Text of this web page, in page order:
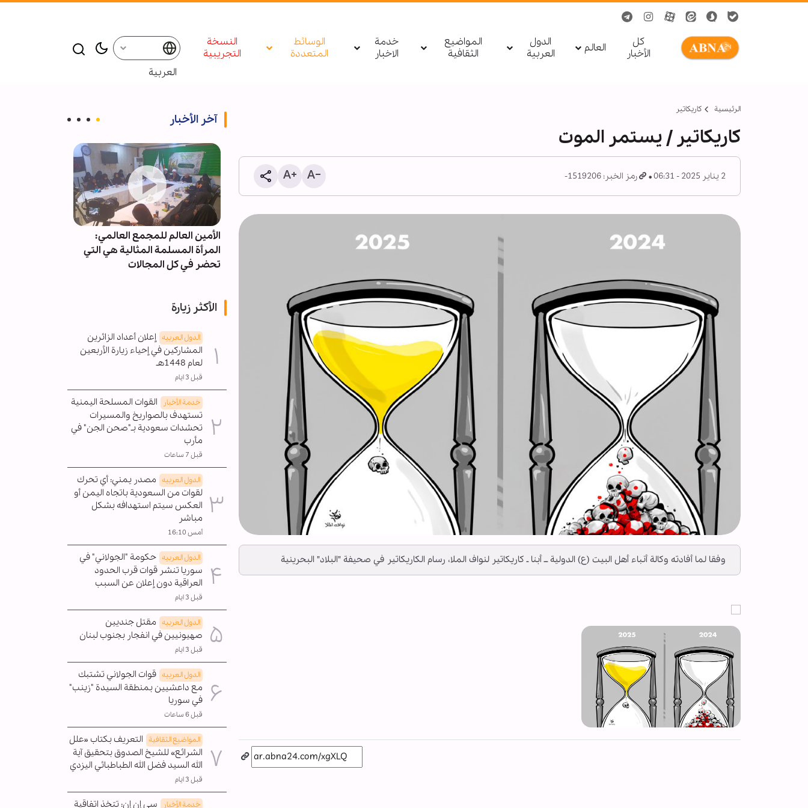
کل
الأخبار
العالم
الدول
العربیة
المواضيع
الثقافية
خدمة
الاخبار
الوسائط
المتعددة
النسخة
التجريبية
العربية
الرئيسية کاریکاتیر
کاریکاتیر / يستمر الموت
2 يناير 2025 - 06:31 رمز الخبر: 1519206-
وفقا لما أفادته وكالة أنباء أهل البيت (ع) الدولية ــ أبنا ـ كاريكاتير لنواف الملا، رسام الكاريكاتير في صحيفة "البلاد" البحرينية
آخر الأخبار
تقرير مصور/ إنشاء حزام أخضر
الأمين العالم للمجمع العالمي:
المرأة المسلمة المثالية هي التي
تحضر في كل المجالات
الأكثر زيارة
الدول العربیه إعلان أعداد الزائرين
المشاركين في إحياء زيارة الأربعين
لعام 1448هـ
قبل 3 ايام
خدمة الأخبار
القوات المسلحة اليمنية
تستهدف بالصواريخ والمسيرات
تحشدات سعودية بـ"صحن الجن" في
مأرب
قبل 7 ساعات
الدول العربیه مصدر يمني: أي تحرك
لقوات من السعودية باتجاه اليمن أو
العكس سيتم استهدافه بشكل
مباشر
أمس 16:10
الدول العربیه حكومة "الجولاني" في
سوريا تنشر قوات قرب الحدود
العراقية دون إعلان عن السبب
قبل 3 ايام
الدول العربیه مقتل جنديين
صهيونيين في انفجار بجنوب لبنان
قبل 3 ايام
الدول العربیه قوات الجولاني تشتبك
مع داعشيين بمنطقة السيدة "زينب"
في سوريا
قبل 6 ساعات
المواضیع الثقافية التعريف بكتاب «علل
الشرائع» للشيخ الصدوق بتحقيق آية
الله السيد فضل الله الطباطبائي اليزدي
قبل 3 ايام
خدمة الأخبار سي إن إن: تتخذ اتفاقية